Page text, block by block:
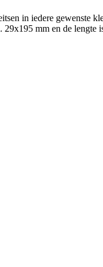
in iedere gewenste
mm en de lengte